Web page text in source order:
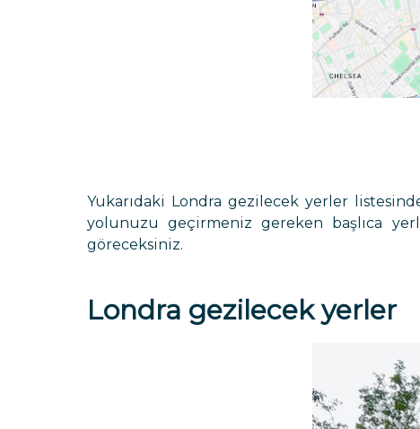
Yukarıdaki Londra gezilecek yerler
yolunuzu geçirmeniz gereken başlıca
göreceksiniz.
Londra gezilecek yerler